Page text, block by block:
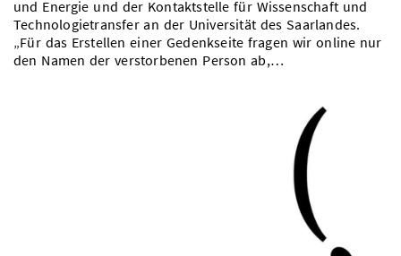
und Energie und der Kontaktstelle für Wissenschaft und
Technologietransfer an der Universität des Saarlandes.
„Für das Erstellen einer Gedenkseite fragen wir online nur
den Namen der verstorbenen Person ab,…